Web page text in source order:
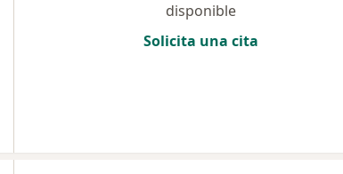
disponible
Solicita una cita